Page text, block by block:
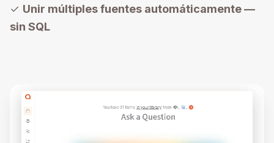
✓ Unir múltiples fuentes automáticamente —
sin SQL